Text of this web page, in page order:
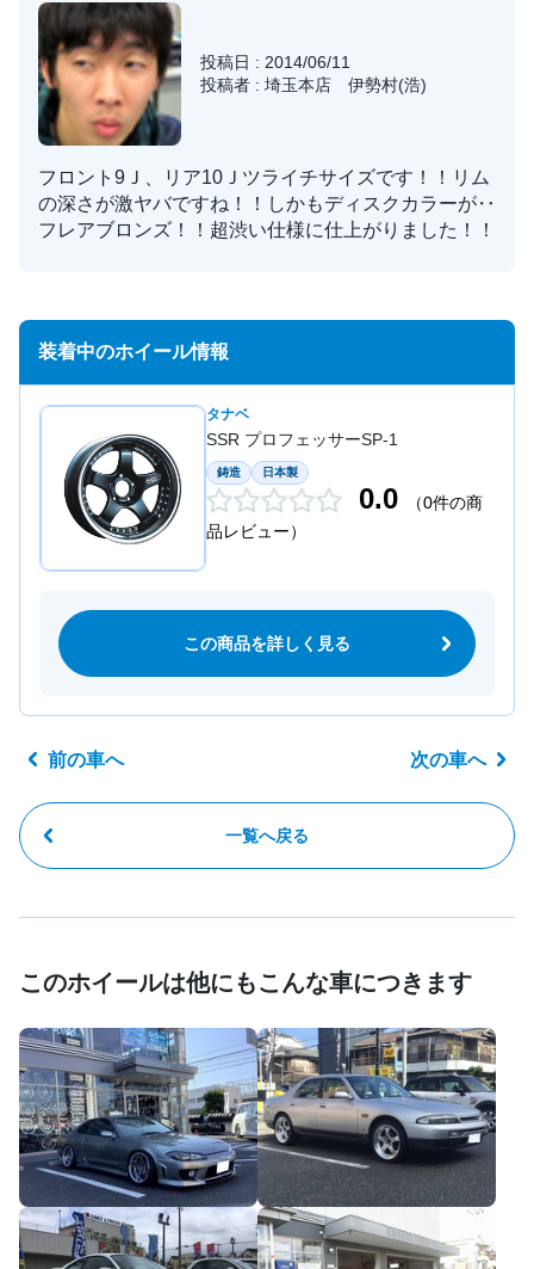
投稿日 : 2014/06/11
投稿者 : 埼玉本店 伊勢村(浩)
フロント9Ｊ、リア10Ｊツライチサイズです！！リム
の深さが激ヤバですね！！しかもディスクカラーが‥
フレアブロンズ！！超渋い仕様に仕上がりました！！
装着中のホイール情報
タナベ
SSR プロフェッサーSP-1
鋳造 日本製
0.0
（0件の商
品レビュー）
この商品を詳しく見る
前の車へ
一覧へ戻る
次の車へ
このホイールは他にもこんな車につきます